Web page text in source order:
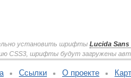
установить шрифты Lucida Sans
CSS3, шрифты будут загружены
Ссылки О проекте